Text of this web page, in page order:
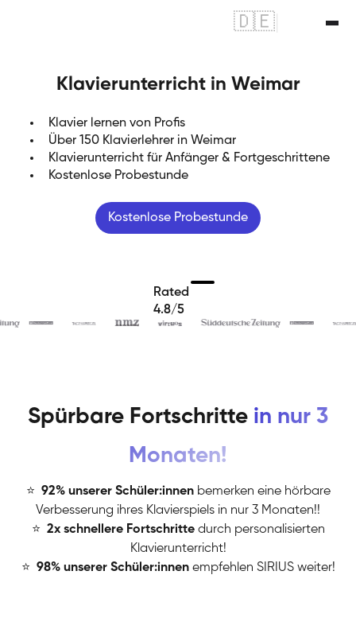
🇩🇪
Klavierunterricht in Weimar
Klavier lernen von Profis
Über 150 Klavierlehrer in Weimar
Klavierunterricht für Anfänger & Fortgeschrittene
Kostenlose Probestunde
Kostenlose Probestunde
Rated
4.8/5
Spürbare Fortschritte in nur 3
Monaten!
⭐ 92% unserer Schüler:innen bemerken eine hörbare
Verbesserung ihres Klavierspiels in nur 3 Monaten!!
⭐ 2x schnellere Fortschritte durch personalisierten
Klavierunterricht!
⭐ 98% unserer Schüler:innen empfehlen SIRIUS weiter!